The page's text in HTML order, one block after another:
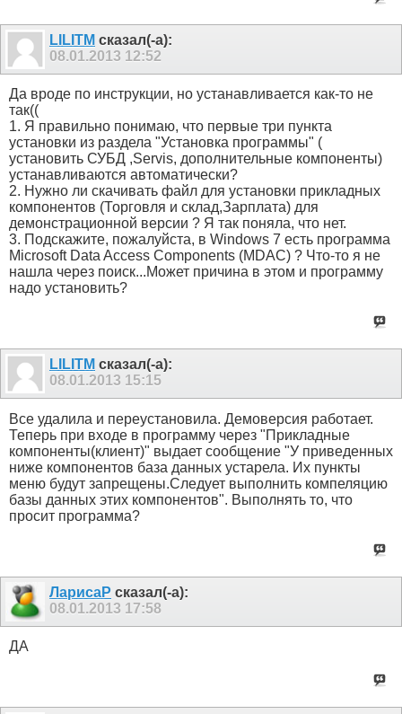
LILITM сказал(-а):
08.01.2013 12:52
Да вроде по инструкции, но устанавливается как-то не
так((
1. Я правильно понимаю, что первые три пункта
установки из раздела "Установка программы" (
установить СУБД ,Servis, дополнительные компоненты)
устанавливаются автоматически?
2. Нужно ли скачивать файл для установки прикладных
компонентов (Торговля и склад,Зарплата) для
демонстрационной версии ? Я так поняла, что нет.
3. Подскажите, пожалуйста, в Windows 7 есть программа
Microsoft Data Access Components (MDAC) ? Что-то я не
нашла через поиск...Может причина в этом и программу
надо установить?
LILITM сказал(-а):
08.01.2013 15:15
Все удалила и переустановила. Демоверсия работает.
Теперь при входе в программу через "Прикладные
компоненты(клиент)" выдает сообщение "У приведенных
ниже компонентов база данных устарела. Их пункты
меню будут запрещены.Следует выполнить компеляцию
базы данных этих компонентов". Выполнять то, что
просит программа?
ЛарисаР сказал(-а):
08.01.2013 17:58
ДА